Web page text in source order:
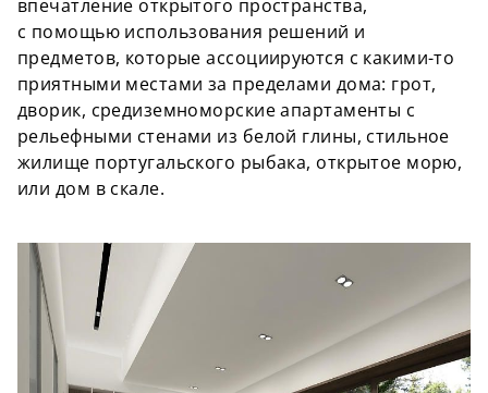
впечатление открытого пространства,
с помощьюиспользования решений и
предметов, которые ассоциируются с какими-то
приятными местами за пределами дома: грот,
дворик, средиземноморскиеапартаменты с
рельефными стенами из белой глины, стильное
жилище португальского рыбака, открытое морю,
или дом в скале.